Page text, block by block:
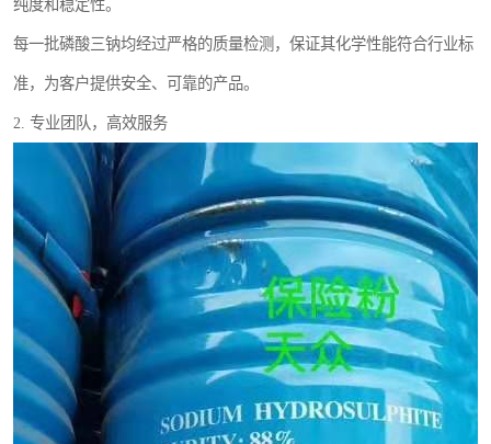
纯度和稳定性。
每一批磷酸三钠均经过严格的质量检测，保证其化学性能符合行业标
准，为客户提供安全、可靠的产品。
2. 专业团队，高效服务